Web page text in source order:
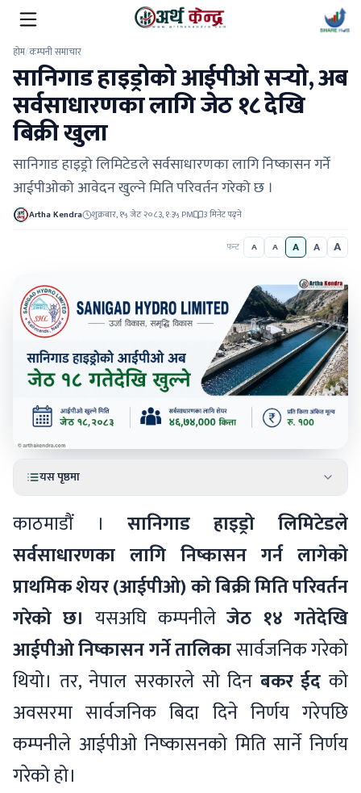
होम/कम्पनी समाचार
सानिगाड हाइड्रोको आईपीओ सऱ्यो, अब
सर्वसाधारणका लागि जेठ १८ देखि
बिक्री खुला
सानिगाड हाइड्रो लिमिटेडले सर्वसाधारणका लागि निष्कासन गर्ने
आईपीओको आवेदन खुल्ने मिति परिवर्तन गरेको छ ।
Artha Kendra शुक्रबार, १५ जेठ २०८३, १:३५ PM 3 मिनेट पढ्ने
फन्ट A A A A A
यस पृष्ठमा
काठमाडौं । सानिगाड हाइड्रो लिमिटेडले
सर्वसाधारणका लागि निष्कासन गर्न लागेको
प्राथमिक शेयर (आईपीओ) को बिक्री मिति परिवर्तन
गरेको छ। यसअघि कम्पनीलेजेठ १४ गतेदेखि
आईपीओ निष्कासन गर्ने तालिकासार्वजनिक गरेको
थियो। तर, नेपाल सरकारले सो दिन बकर ईद को
अवसरमा सार्वजनिक बिदा दिने निर्णय गरेपछि
कम्पनीले आईपीओ निष्कासनको मिति सार्ने निर्णय
गरेको हो।